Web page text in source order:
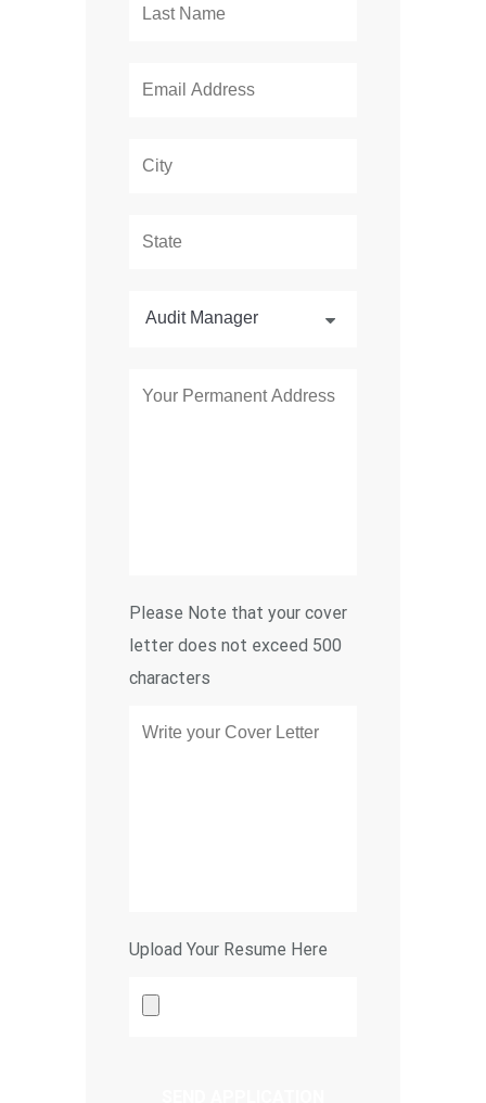
Please Note that your cover
letter does not exceed 500
characters
Upload Your Resume Here